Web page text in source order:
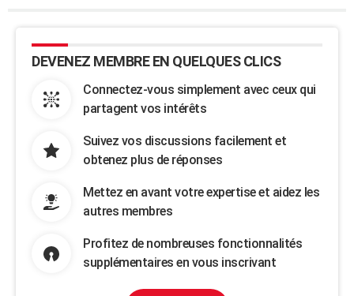
DEVENEZ MEMBRE EN QUELQUES CLICS
Connectez-vous simplement avec ceux qui
partagent vos intérêts
Suivez vos discussions facilement et
obtenez plus de réponses
Mettez en avant votre expertise et aidez les
autres membres
Profitez de nombreuses fonctionnalités
supplémentaires en vous inscrivant